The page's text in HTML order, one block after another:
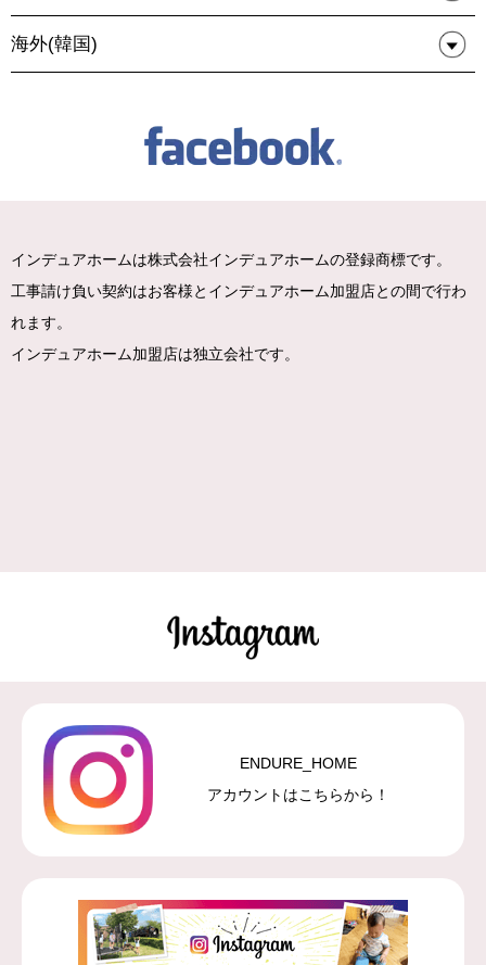
海外(韓国)
インデュアホームは株式会社インデュアホームの登録商標です。
工事請け負い契約はお客様とインデュアホーム加盟店との間で行わ
れます。
インデュアホーム加盟店は独立会社です。
ENDURE_HOME
アカウントはこちらから！